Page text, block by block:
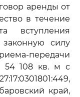
аренды от
в течение
вступления
силу
передачи
54 108 кв. м с
край,